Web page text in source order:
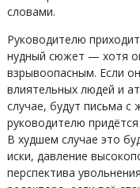
словами.
Руководителю
нудный сюжет — хотя
взрывоопасным. Если
влиятельных людей и
случае, будут письма
руководителю
В худшем случае это
иски, давление
перспектива